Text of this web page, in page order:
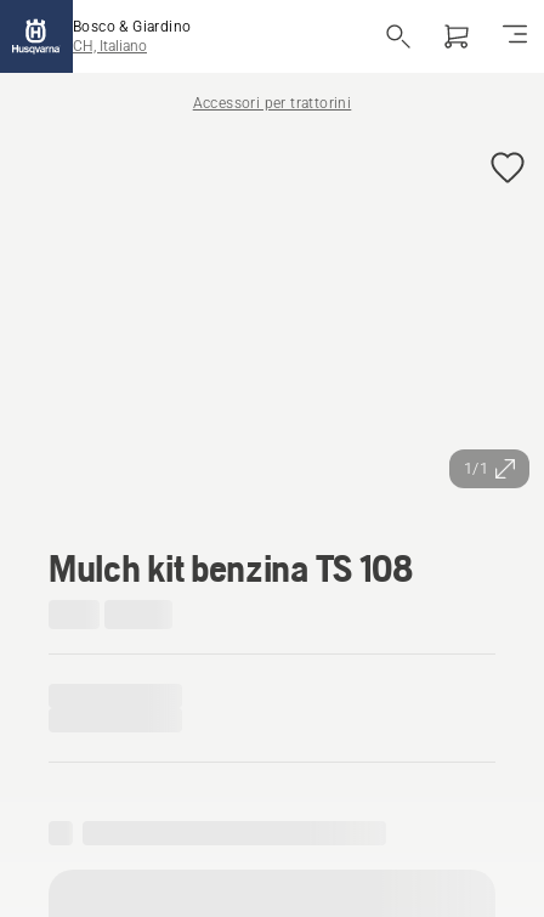
Bosco & Giardino
CH, Italiano
Accessori per trattorini
1/1
Mulch kit benzina TS 108